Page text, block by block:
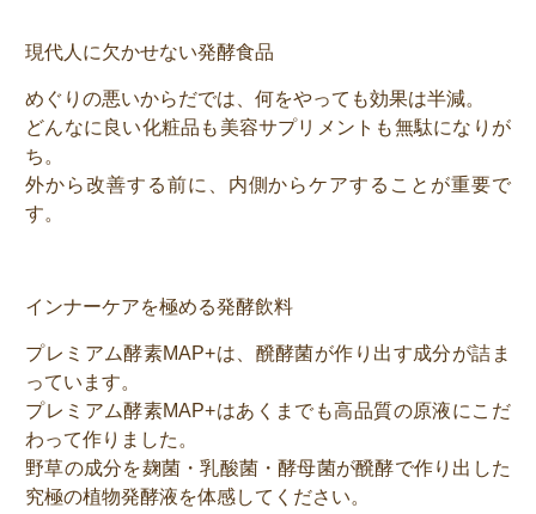
現代人に欠かせない発酵食品
めぐりの悪いからだでは、何をやっても効果は半減。
どんなに良い化粧品も美容サプリメントも無駄になりが
ち。
外から改善する前に、内側からケアすることが重要で
す。
インナーケアを極める発酵飲料
プレミアム酵素MAP+は、醗酵菌が作り出す成分が詰ま
っています。
プレミアム酵素MAP+はあくまでも高品質の原液にこだ
わって作りました。
野草の成分を麹菌・乳酸菌・酵母菌が醗酵で作り出した
究極の植物発酵液を体感してください。